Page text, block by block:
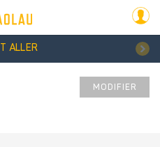
ALLER
MODIFIER